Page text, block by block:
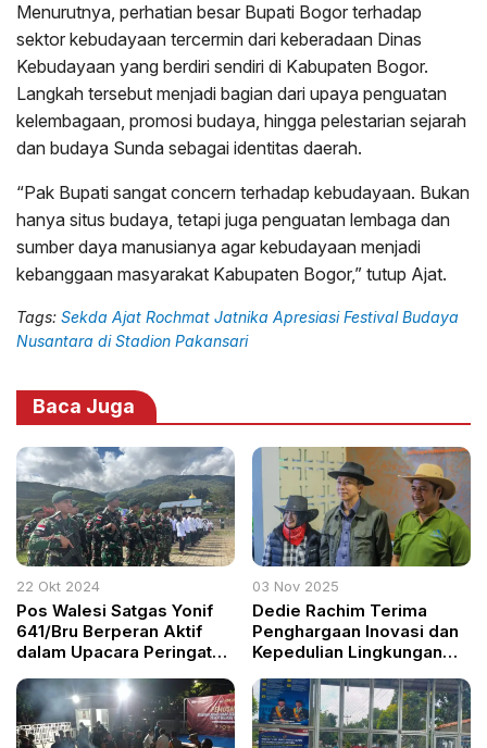
Menurutnya, perhatian besar Bupati Bogor terhadap
sektor kebudayaan tercermin dari keberadaan Dinas
Kebudayaan yang berdiri sendiri di Kabupaten Bogor.
Langkah tersebut menjadi bagian dari upaya penguatan
kelembagaan, promosi budaya, hingga pelestarian sejarah
dan budaya Sunda sebagai identitas daerah.
“Pak Bupati sangat concern terhadap kebudayaan. Bukan
hanya situs budaya, tetapi juga penguatan lembaga dan
sumber daya manusianya agar kebudayaan menjadi
kebanggaan masyarakat Kabupaten Bogor,” tutup Ajat.
Tags: Sekda Ajat Rochmat Jatnika Apresiasi Festival Budaya
Nusantara di Stadion Pakansari
Baca Juga
22 Okt 2024
Pos Walesi Satgas Yonif
641/Bru Berperan Aktif
dalam Upacara Peringatan
di Jayawijaya
03 Nov 2025
Dedie Rachim Terima
Penghargaan Inovasi dan
Kepedulian Lingkungan